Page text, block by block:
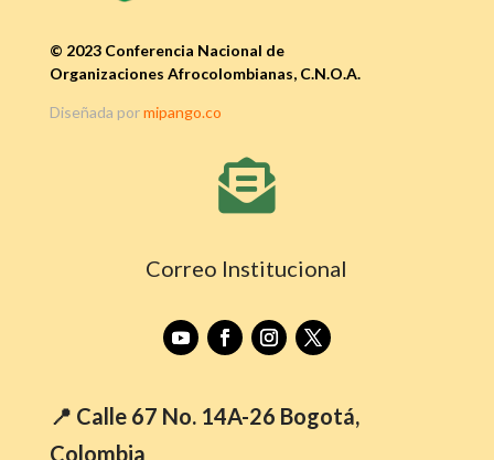
© 2023 Conferencia Nacional de
Organizaciones Afrocolombianas, C.N.O.A.
Diseñada pormipango.co

Correo Institucional
📍 Calle 67 No. 14A-26 Bogotá,
Colombia